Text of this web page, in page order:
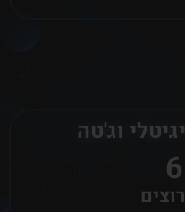
וג'טה